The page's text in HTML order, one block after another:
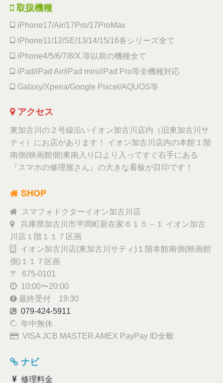
取扱機種
iPhone17/Air/17Pro/17ProMax
iPhone11/12/SE/13/14/15/16各シリーズ全て
iPhone4/5/6/7/8/X,等以前の機種全て
iPad/iPad Air/iPad mini/iPad Pro等全機種対応
Galaxy/Xperia/Google Pixcel/AQUOS等
アクセス
東加古川の２号線沿いイオン加古川店内（旧東加古川サ
ティ）にお店があります！ イオン加古川店内の本館１階
南側(映画館側)東南入り口より入ってすぐ右手にある
『スマホの修理屋さん』の大きな看板が目印です！
SHOP
スマフォドクターイオン加古川店
兵庫県加古川市平岡町新在家６１５－１ イオン加古
川店１階１１７区画
イオン加古川店(東加古川サティ)１階本館南側(映画館
側)１１７区画
〒 675-0101
10:00〜20:00
最終受付 19:30
079-424-5911
年中無休
VISA JCB MASTER AMEX PayPay ID全般
ナビ
修理料金